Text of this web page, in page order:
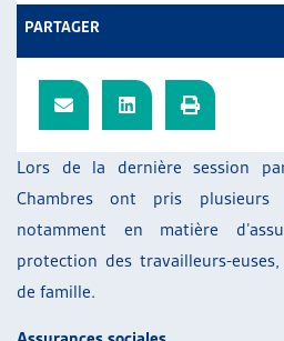
AUTRES
ARTIAS
L’ASSOCIATION
PROJETS ET ACTIVITÉS
Lors de la dernière session
Chambres ont pris plusieurs
notamment en matière
protection des travailleurs-
de famille.
PARTAGER